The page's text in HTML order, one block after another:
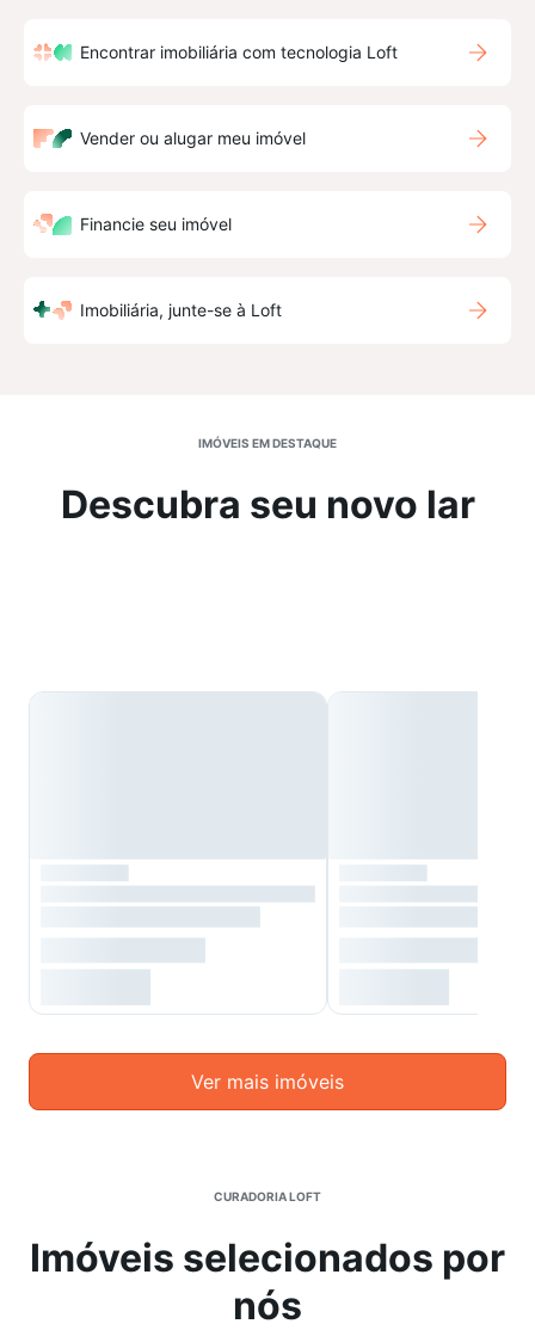
Encontrar imobiliária com tecnologia Loft
Vender ou alugar meu imóvel
Financie seu imóvel
Imobiliária, junte-se à Loft
IMÓVEIS EM DESTAQUE
Descubra seu novo lar
Ver mais imóveis
CURADORIA LOFT
Imóveis selecionados por
nós